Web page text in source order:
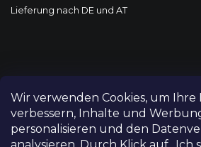
Wir verwenden Cookies, um
verbessern, Inhalte und
personalisieren und den
Lieferung nach DE und AT